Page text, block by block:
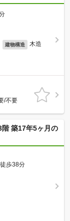
建物構造 木造
/不要
築17年5ヶ月の
歩38分